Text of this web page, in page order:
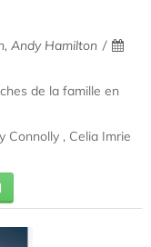
Andy Hamilton
de la famille en
Connolly , Celia Imrie